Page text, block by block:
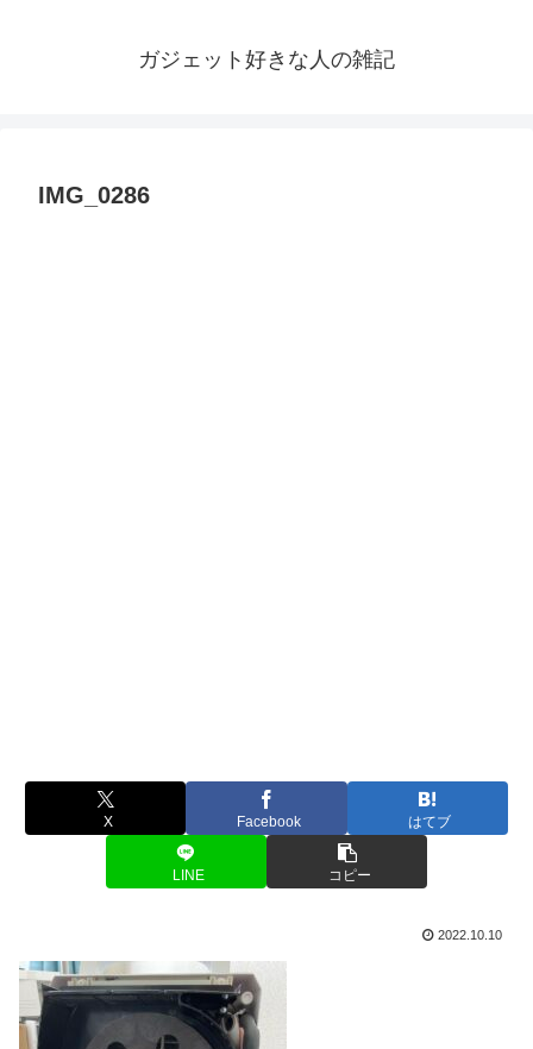
ガジェット好きな人の雑記
IMG_0286
X Facebook はてブ
LINE コピー
2022.10.10